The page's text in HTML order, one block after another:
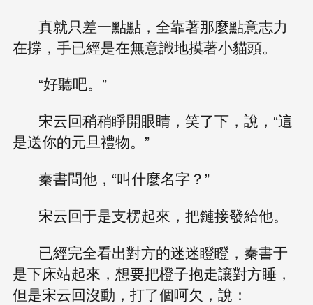
真就只差一點點，全靠著那麼點意志力
在撐，手已經是在無意識地摸著小貓頭。
“好聽吧。”
宋云回稍稍睜開眼睛，笑了下，說，“這
是送你的元旦禮物。”
秦書問他，“叫什麼名字？”
宋云回于是支楞起來，把鏈接發給他。
已經完全看出對方的迷迷瞪瞪，秦書于
是下床站起來，想要把橙子抱走讓對方睡，
但是宋云回沒動，打了個呵欠，說：